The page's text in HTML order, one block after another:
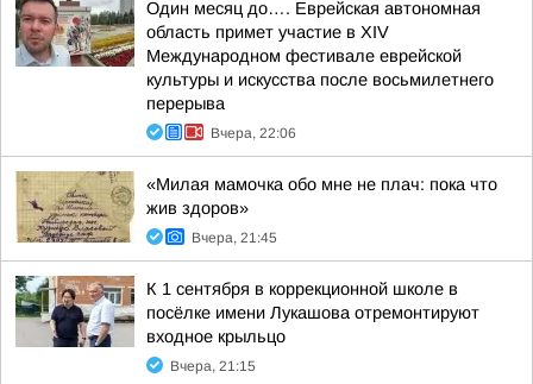
Один месяц до…. Еврейская автономная
область примет участие в XIV
Международном фестивале еврейской
культуры и искусства после восьмилетнего
перерыва
Вчера, 22:06
«Милая мамочка обо мне не плач: пока что
жив здоров»
Вчера, 21:45
К 1 сентября в коррекционной школе в
посёлке имени Лукашова отремонтируют
входное крыльцо
Вчера, 21:15